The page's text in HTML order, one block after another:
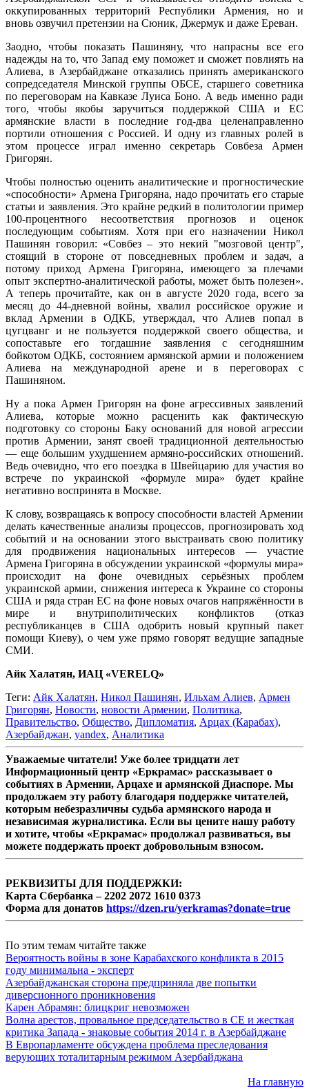
оккупированных территорий Республики Армения, но и
вновь озвучил претензии на Сюник, Джермук и даже Ереван.
Заодно, чтобы показать Пашиняну, что напрасны все его
надежды на то, что Запад ему поможет и сможет повлиять на
Алиева, в Азербайджане отказались принять американского
сопредседателя Минской группы ОБСЕ, старшего советника
по переговорам на Кавказе Луиса Боно. А ведь именно ради
того, чтобы якобы заручиться поддержкой США и ЕС
армянские власти в последние год-два целенаправленно
портили отношения с Россией. И одну из главных ролей в
этом процессе играл именно секретарь Совбеза Армен
Григорян.
Чтобы полностью оценить аналитические и прогностические
«способности» Армена Григоряна, надо прочитать его старые
статьи и заявления. Это крайне редкий в политологии пример
100-процентного несоответствия прогнозов и оценок
последующим событиям. Хотя при его назначении Никол
Пашинян говорил: «Совбез – это некий "мозговой центр",
стоящий в стороне от повседневных проблем и задач, а
потому приход Армена Григоряна, имеющего за плечами
опыт экспертно-аналитической работы, может быть полезен».
А теперь прочитайте, как он в августе 2020 года, всего за
месяц до 44-дневной войны, хвалил российское оружие и
вклад Армении в ОДКБ, утверждал, что Алиев попал в
цугцванг и не пользуется поддержкой своего общества, и
сопоставьте его тогдашние заявления с сегодняшним
бойкотом ОДКБ, состоянием армянской армии и положением
Алиева на международной арене и в переговорах с
Пашиняном.
Ну а пока Армен Григорян на фоне агрессивных заявлений
Алиева, которые можно расценить как фактическую
подготовку со стороны Баку оснований для новой агрессии
против Армении, занят своей традиционной деятельностью
— еще большим ухудшением армяно-российских отношений.
Ведь очевидно, что его поездка в Швейцарию для участия во
встрече по украинской «формуле мира» будет крайне
негативно воспринята в Москве.
К слову, возвращаясь к вопросу способности властей Армении
делать качественные анализы процессов, прогнозировать ход
событий и на основании этого выстраивать свою политику
для продвижения национальных интересов — участие
Армена Григоряна в обсуждении украинской «формулы мира»
происходит на фоне очевидных серьёзных проблем
украинской армии, снижения интереса к Украине со стороны
США и ряда стран ЕС на фоне новых очагов напряжённости в
мире и внутриполитических конфликтов (отказ
республиканцев в США одобрить новый крупный пакет
помощи Киеву), о чем уже прямо говорят ведущие западные
СМИ.
Айк Халатян, ИАЦ «VERELQ»
Теги: Айк Халатян, Никол Пашинян, Ильхам Алиев, Армен
Григорян, Новости, новости Армении, Политика,
Правительство, Общество, Дипломатия, Арцах (Карабах),
Азербайджан, yandex, Аналитика
Уважаемые читатели! Уже более тридцати лет
Информационный центр «Еркрамас» рассказывает о
событиях в Армении, Арцахе и армянской Диаспоре. Мы
продолжаем эту работу благодаря поддержке читателей,
которым небезразличны судьба армянского народа и
независимая журналистика. Если вы цените нашу работу
и хотите, чтобы «Еркрамас» продолжал развиваться, вы
можете поддержать проект добровольным взносом.
РЕКВИЗИТЫ ДЛЯ ПОДДЕРЖКИ:
Карта Сбербанка – 2202 2072 1610 0373
Форма для донатов https://dzen.ru/yerkramas?donate=true
По этим темам читайте также
Вероятность войны в зоне Карабахского конфликта в 2015
году минимальна - эксперт
Азербайджанская сторона предприняла две попытки
диверсионного проникновения
Карен Абрамян: блицкриг невозможен
Волна арестов, провальное председательство в СЕ и жесткая
критика Запада - знаковые события 2014 г. в Азербайджане
В Европарламенте обсуждена проблема преследования
верующих тоталитарным режимом Азербайджана
На главную